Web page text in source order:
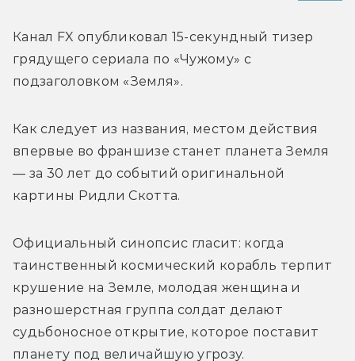
Канал FX опубликовал 15-секундный тизер
грядущего сериала по «Чужому» с
подзаголовком «Земля».
Как следует из названия, местом действия
впервые во франшизе станет планета Земля
— за 30 лет до событий оригинальной
картины Ридли Скотта.
Официальный синопсис гласит: когда
таинственный космический корабль терпит
крушение на Земле, молодая женщина и
разношерстная группа солдат делают
судьбоносное открытие, которое поставит
планету под величайшую угрозу.